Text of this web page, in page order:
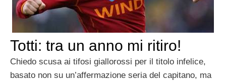
Totti: tra un anno mi ritiro!
Chiedo scusa ai tifosi giallorossi per il titolo infelice,
basato non su un’affermazione seria del capitano, ma